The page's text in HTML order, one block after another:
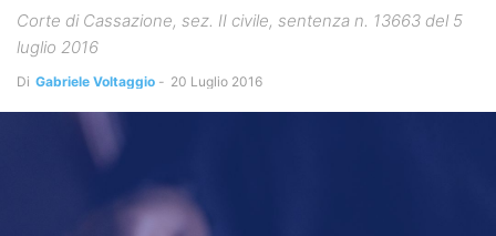
Corte di Cassazione, sez. II civile, sentenza n. 13663 del 5
luglio 2016
Di Gabriele Voltaggio - 20 Luglio 2016